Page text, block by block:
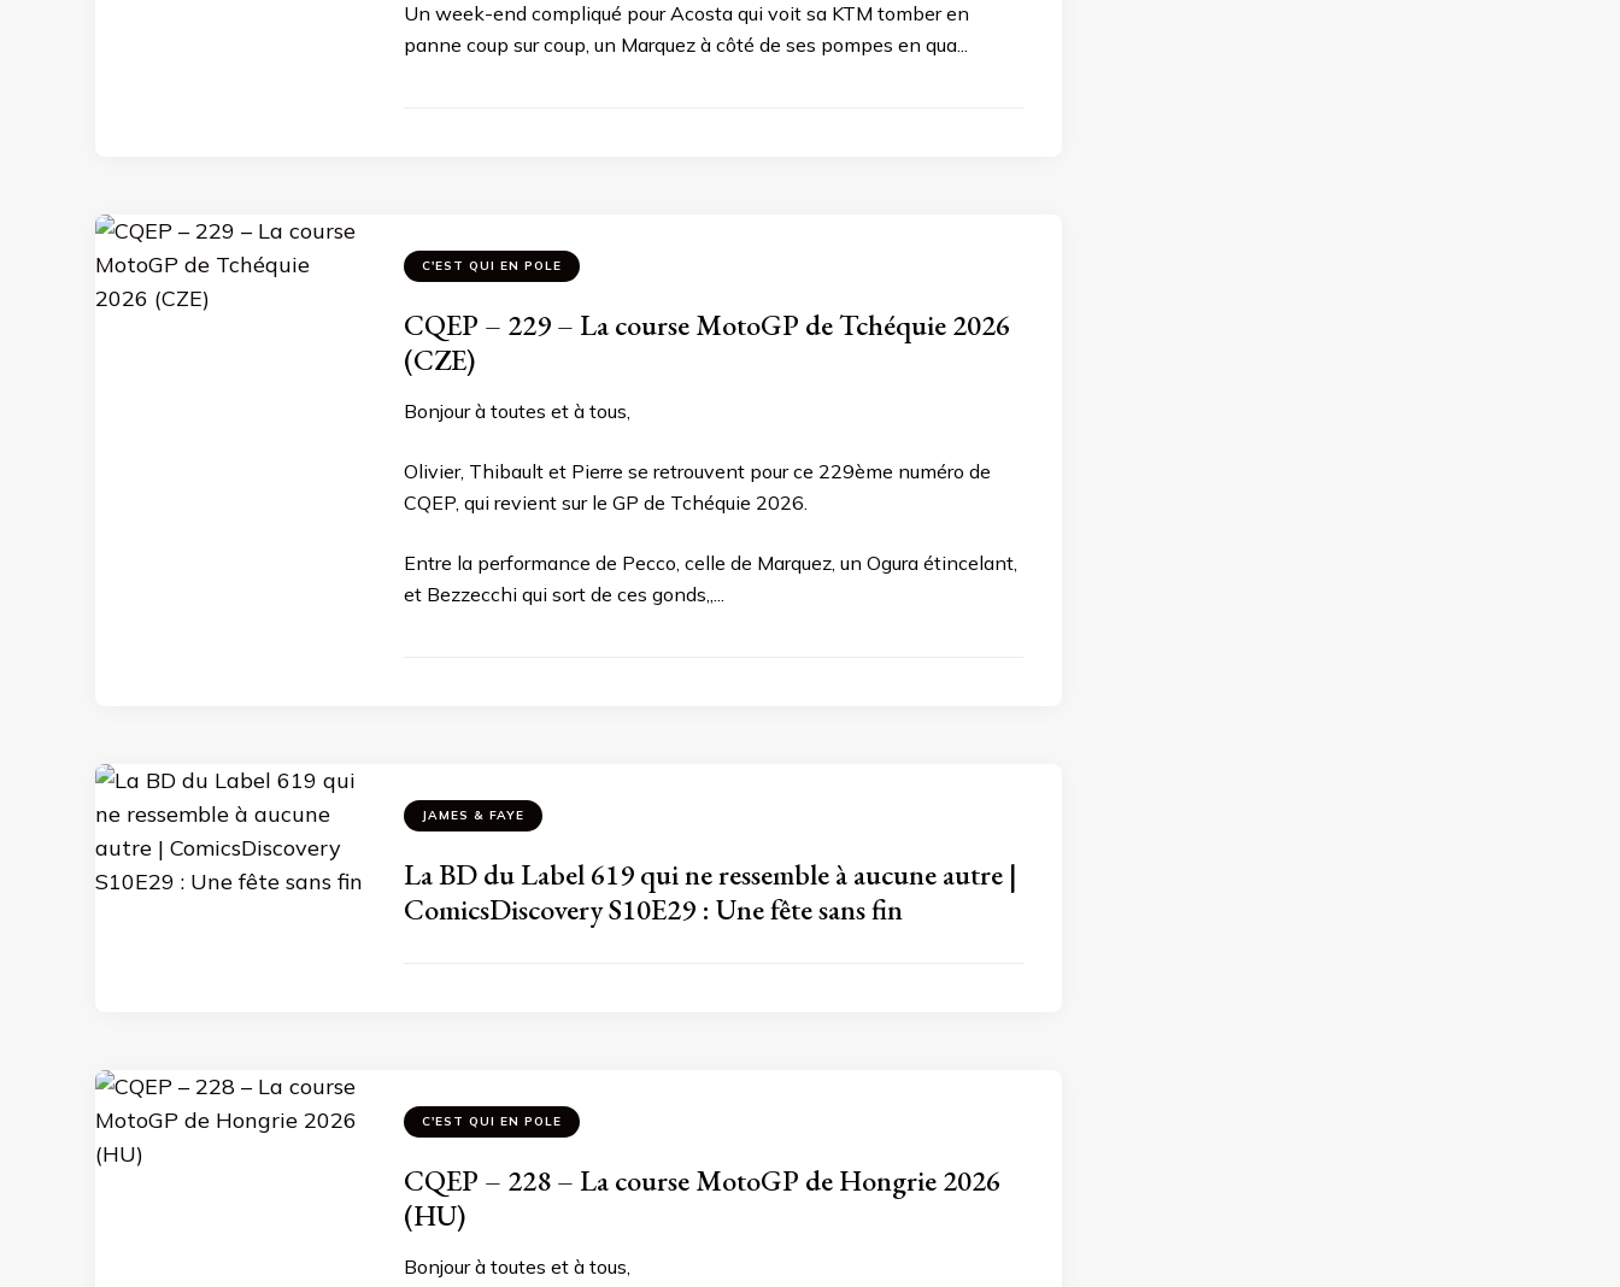
Un week-end compliqué pour Acosta qui voit sa KTM tomber en
panne coup sur coup, un Marquez à côté de ses pompes en qua...
C'EST QUI EN POLE
CQEP – 229 – La course MotoGP de Tchéquie 2026
(CZE)
Bonjour à toutes et à tous,
Olivier, Thibault et Pierre se retrouvent pour ce 229ème numéro de
CQEP, qui revient sur le GP de Tchéquie 2026.
Entre la performance de Pecco, celle de Marquez, un Ogura étincelant,
et Bezzecchi qui sort de ces gonds,,...
JAMES & FAYE
La BD du Label 619 qui ne ressemble à aucune autre |
ComicsDiscovery S10E29 : Une fête sans fin
C'EST QUI EN POLE
CQEP – 228 – La course MotoGP de Hongrie 2026
(HU)
Bonjour à toutes et à tous,